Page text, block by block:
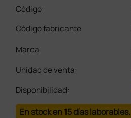
Código:
Código fabricante
Marca
Unidad de venta:
Disponibilidad:
En stock en 15 días laborables.